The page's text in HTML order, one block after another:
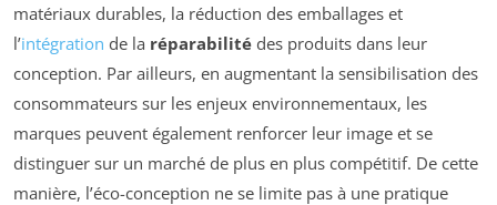
matériaux durables, la réduction des emballages et
l’intégration de la réparabilité des produits dans leur
conception. Par ailleurs, en augmentant la sensibilisation des
consommateurs sur les enjeux environnementaux, les
marques peuvent également renforcer leur image et se
distinguer sur un marché de plus en plus compétitif. De cette
manière, l’éco-conception ne se limite pas à une pratique